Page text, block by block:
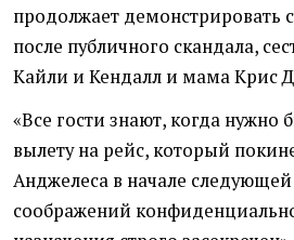
продолжает
после публичного скандала,
Кайли и Кендалл и мама Крис
«Все гости знают, когда нужно
вылету на рейс, который
Анджелеса в начале
соображений